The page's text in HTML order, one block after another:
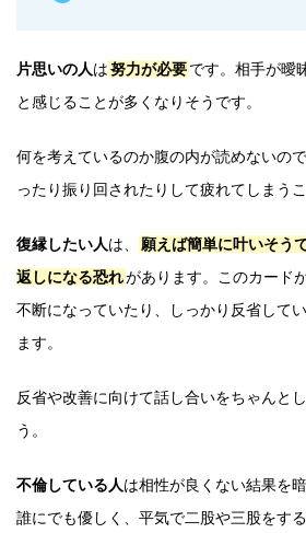
片思いの人は努力が必要です。相手が曖
と感じることが多くなりそうです。
何を考えているのか腹の内が読めないの
ったり振り回されたりして疲れてしまう
復縁したい人は、
願えば簡単に叶いそう
返しになる恐れがあります。このカード
不断になっていたり、しっかり反省して
ます。
反省や改善に向けて話し合いをちゃんと
う。
不倫している人は相性が良くない結果を
誰にでも優しく、平気で二股や三股をす